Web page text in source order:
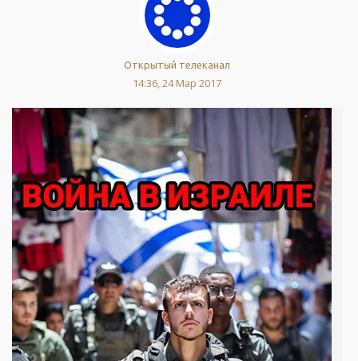
Открытый телеканал
14:36, 24 Мар 2017